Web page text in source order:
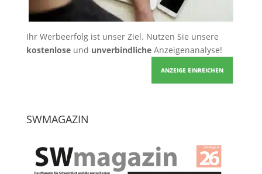
Ihr Werbeerfolg ist unser Ziel. Nutzen Sie unsere
kostenloseund unverbindlicheAnzeigenanalyse!
ANZEIGE EINREICHEN
SWMAGAZIN